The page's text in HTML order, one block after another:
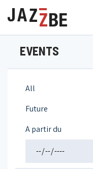
EVENTS
All
Future
A partir du